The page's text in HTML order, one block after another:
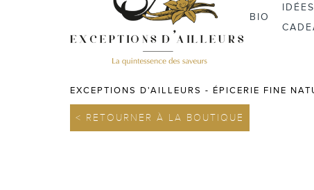
BIO
IDÉES
EXCEPTIONS D'AILLEURS - ÉPICERIE FINE
< RETOURNER À LA BOUTIQUE